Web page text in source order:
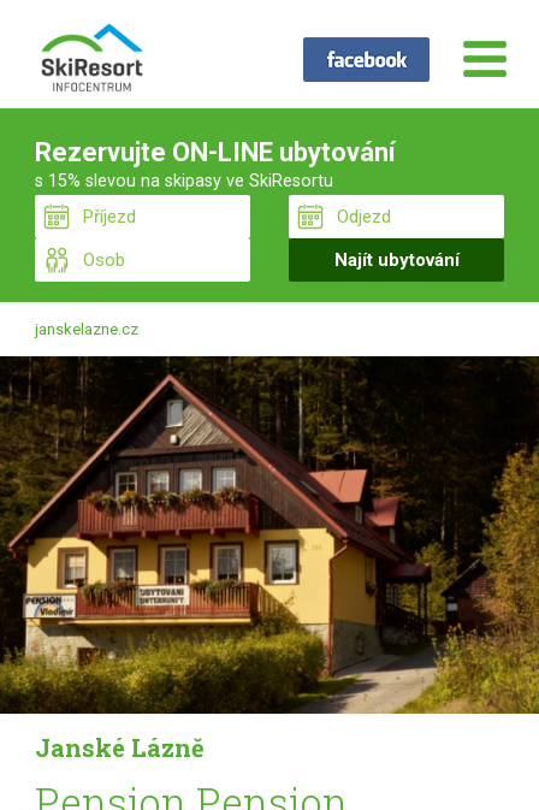
Rezervujte ON-LINE ubytování
s 15% slevou na skipasy ve SkiResortu
janskelazne.cz
Janské Lázně